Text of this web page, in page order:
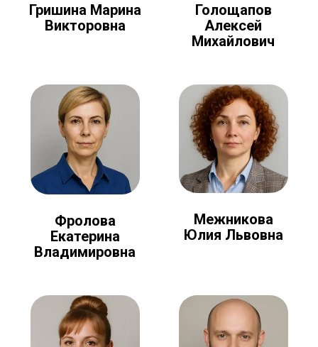
Гришина Марина
Викторовна
Голощапов
Алексей
Михайлович
Фролова
Екатерина
Владимировна
Межникова
Юлия Львовна